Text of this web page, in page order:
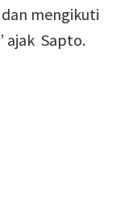
mengikuti
ajak Sapto.